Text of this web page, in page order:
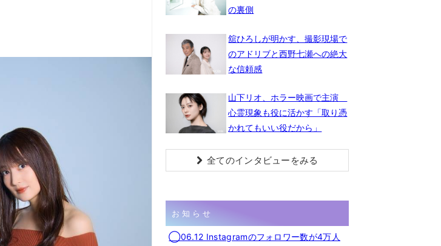
の裏側
舘ひろしが明かす、撮影現場で
のアドリブと西野七瀬への絶大
な信頼感
山下リオ、ホラー映画で主演
心霊現象も役に活かす「取り憑
かれてもいい役だから」
全てのインタビューをみる
お知らせ
◯06.12 Instagramのフォロワー数が4万人